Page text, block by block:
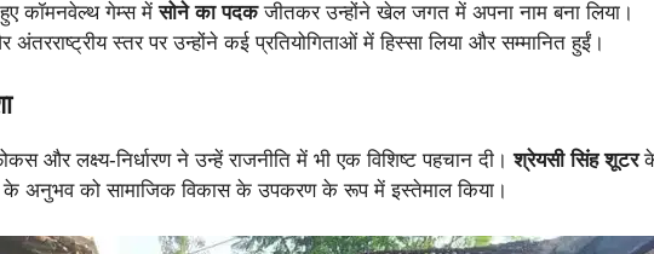
कॉमनवेल्थ गेम्स मेंसोने का पदकजीतकर उन्होंने खेल जगत में अपना नाम बना लिया।
अंतरराष्ट्रीय स्तर पर उन्होंने कई प्रतियोगिताओं में हिस्सा लिया और सम्मानित हुईं।
और लक्ष्य-निर्धारण ने उन्हें राजनीति में भी एक विशिष्ट पहचान दी।श्रेयसी सिंह शूटर
के अनुभव को सामाजिक विकास के उपकरण के रूप में इस्तेमाल किया।